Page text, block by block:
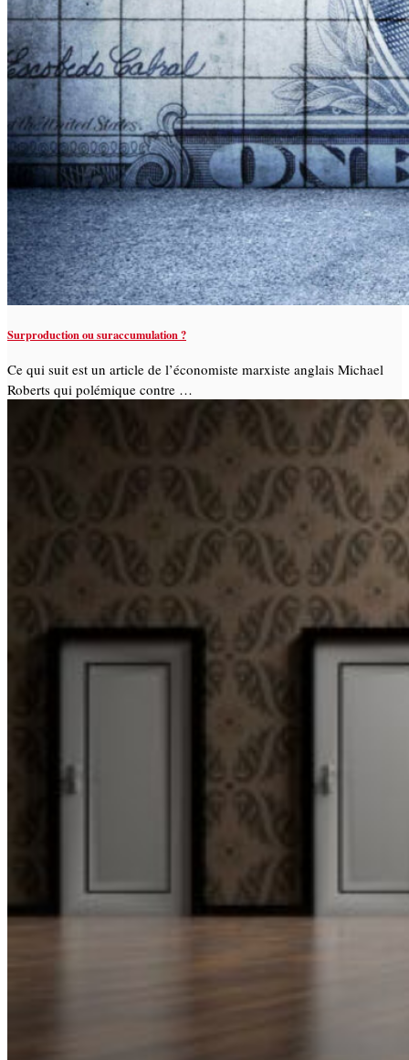
Surproduction ou suraccumulation ?
Ce qui suit est un article de l’économiste marxiste anglais Michael
Roberts qui polémique contre …